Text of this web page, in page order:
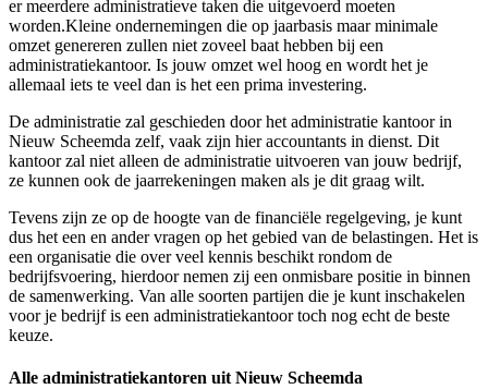
er meerdere administratieve taken die uitgevoerd moeten
worden.Kleine ondernemingen die op jaarbasis maar minimale
omzet genereren zullen niet zoveel baat hebben bij een
administratiekantoor. Is jouw omzet wel hoog en wordt het je
allemaal iets te veel dan is het een prima investering.
De administratie zal geschieden door het administratie kantoor in
Nieuw Scheemda zelf, vaak zijn hier accountants in dienst. Dit
kantoor zal niet alleen de administratie uitvoeren van jouw bedrijf,
ze kunnen ook de jaarrekeningen maken als je dit graag wilt.
Tevens zijn ze op de hoogte van de financiële regelgeving, je kunt
dus het een en ander vragen op het gebied van de belastingen. Het is
een organisatie die over veel kennis beschikt rondom de
bedrijfsvoering, hierdoor nemen zij een onmisbare positie in binnen
de samenwerking. Van alle soorten partijen die je kunt inschakelen
voor je bedrijf is een administratiekantoor toch nog echt de beste
keuze.
Alle administratiekantoren uit Nieuw Scheemda